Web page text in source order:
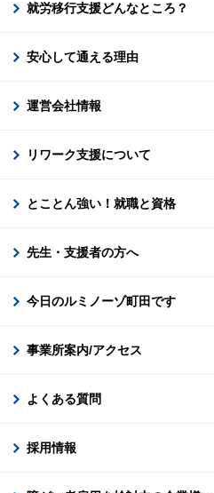
就労移行支援どんなところ？
安心して通える理由
運営会社情報
リワーク支援について
とことん強い！就職と資格
先生・支援者の方へ
今日のルミノーゾ町田です
事業所案内/アクセス
よくある質問
採用情報